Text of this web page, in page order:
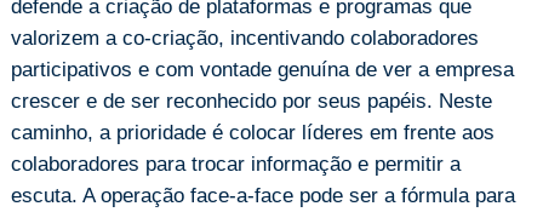
defende a criação de plataformas e programas que
valorizem a co-criação, incentivando colaboradores
participativos e com vontade genuína de ver a empresa
crescer e de ser reconhecido por seus papéis. Neste
caminho, a prioridade é colocar líderes em frente aos
colaboradores para trocar informação e permitir a
escuta. A operação face-a-face pode ser a fórmula para